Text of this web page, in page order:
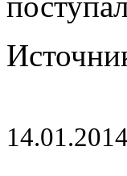
14.01.2014